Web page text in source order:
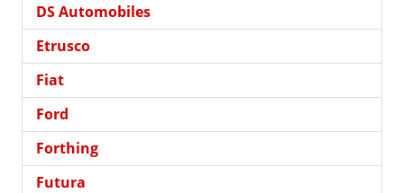
DS Automobiles
Etrusco
Fiat
Ford
Forthing
Futura